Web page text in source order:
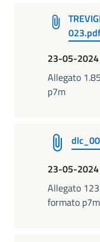
23-05-2024
Allegato
p7m
23-05-2024
Allegato
formato p7m